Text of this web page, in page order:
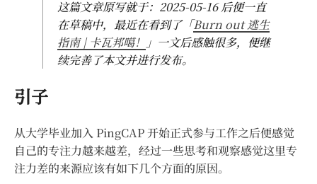
这篇文章原写就于：2025-05-16 后便一直
在草稿中，最近在看到了「Burn out 逃生
指南 | 卡瓦邦噶！ 」一文后感触很多，便继
续完善了本文并进行发布。
引子
从大学毕业加入 PingCAP 开始正式参与工作之后便感觉
自己的专注力越来越差，经过一些思考和观察感觉这里专
注力差的来源应该有如下几个方面的原因。